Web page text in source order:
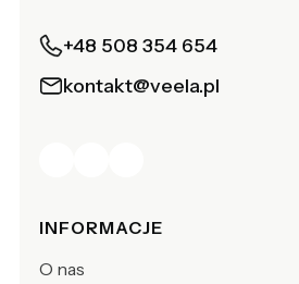
+48 508 354 654
kontakt@veela.pl
Linki w stopce
INFORMACJE
O nas